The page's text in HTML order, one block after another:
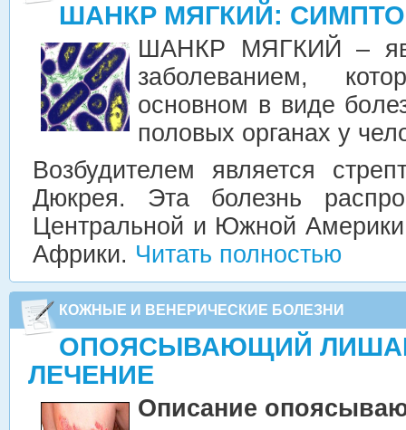
ШАНКР МЯГКИЙ:
ШАНКР МЯГКИЙ –
заболеванием,
основном в виде
половых органах у
Возбудителем является
Дюкрея. Эта болезнь
Центральной и Южной
Африки. Читать полностью
КОЖНЫЕ И ВЕНЕРИЧЕСКИЕ БОЛЕЗНИ
ОПОЯСЫВАЮЩИЙ
ЛЕЧЕНИЕ
Описание